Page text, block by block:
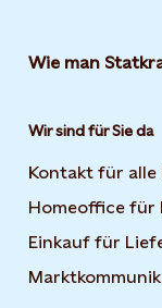
Wie man
Wir sind für Sie da
Kontakt für alle
Homeoffice
Einkauf für